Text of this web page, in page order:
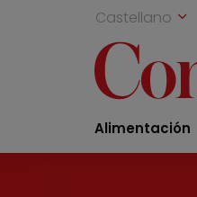
Castellano
Alimentación